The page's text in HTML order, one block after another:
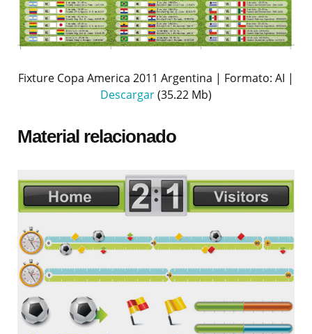
Fixture Copa America 2011 Argentina | Formato: AI |
Descargar(35.22 Mb)
Material relacionado